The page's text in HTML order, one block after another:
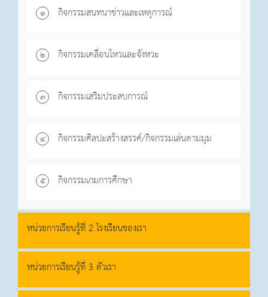
๑ กิจกรรมสนทนาข่าวและเหตุการณ์
๒ กิจกรรมเคลื่อนไหวและจังหวะ
๓ กิจกรรมเสริมประสบการณ์
๔ กิจกรรมศิลปะสร้างสรรค์/กิจกรรมเล่นตามมุม
๕ กิจกรรมเกมการศึกษา
หน่วยการเรียนรู้ที่ 2 โรงเรียนของเรา
หน่วยการเรียนรู้ที่ 3 ตัวเรา